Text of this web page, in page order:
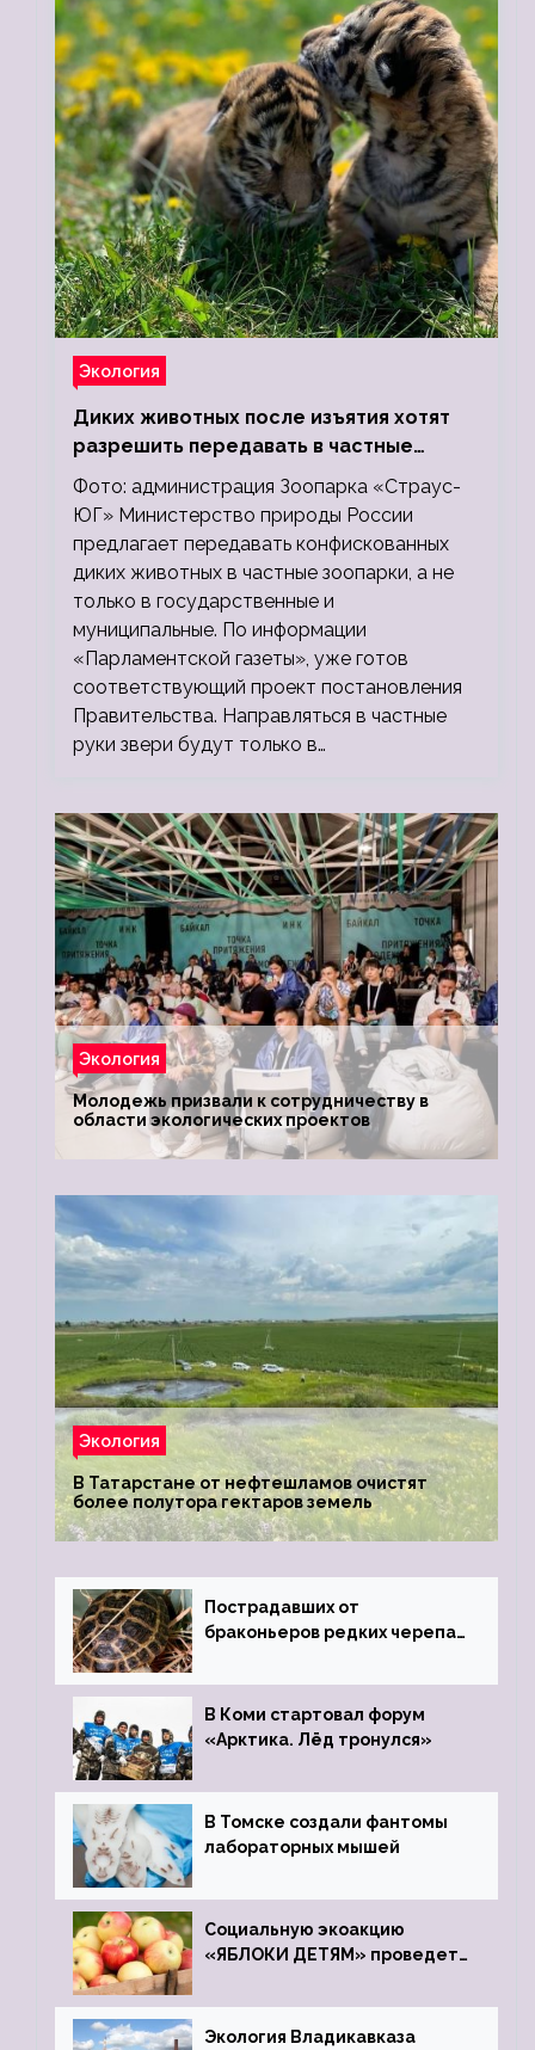
Экология
Диких животных после изъятия хотят
разрешить передавать в частные
зоопарки
Фото: администрация Зоопарка «Страус-
ЮГ» Министерство природы России
предлагает передавать конфискованных
диких животных в частные зоопарки, а не
только в государственные и
муниципальные. По информации
«Парламентской газеты», уже готов
соответствующий проект постановления
Правительства. Направляться в частные
руки звери будут только в…
Экология
Молодежь призвали к сотрудничеству в
области экологических проектов
Экология
В Татарстане от нефтешламов очистят
более полутора гектаров земель
Пострадавших от
браконьеров редких черепах
зоопарк
В Коми стартовал форум
«Арктика. Лёд тронулся»
В Томске создали фантомы
лабораторных мышей
Социальную экоакцию
«ЯБЛОКИ ДЕТЯМ» проведет
Экология Владикавказа